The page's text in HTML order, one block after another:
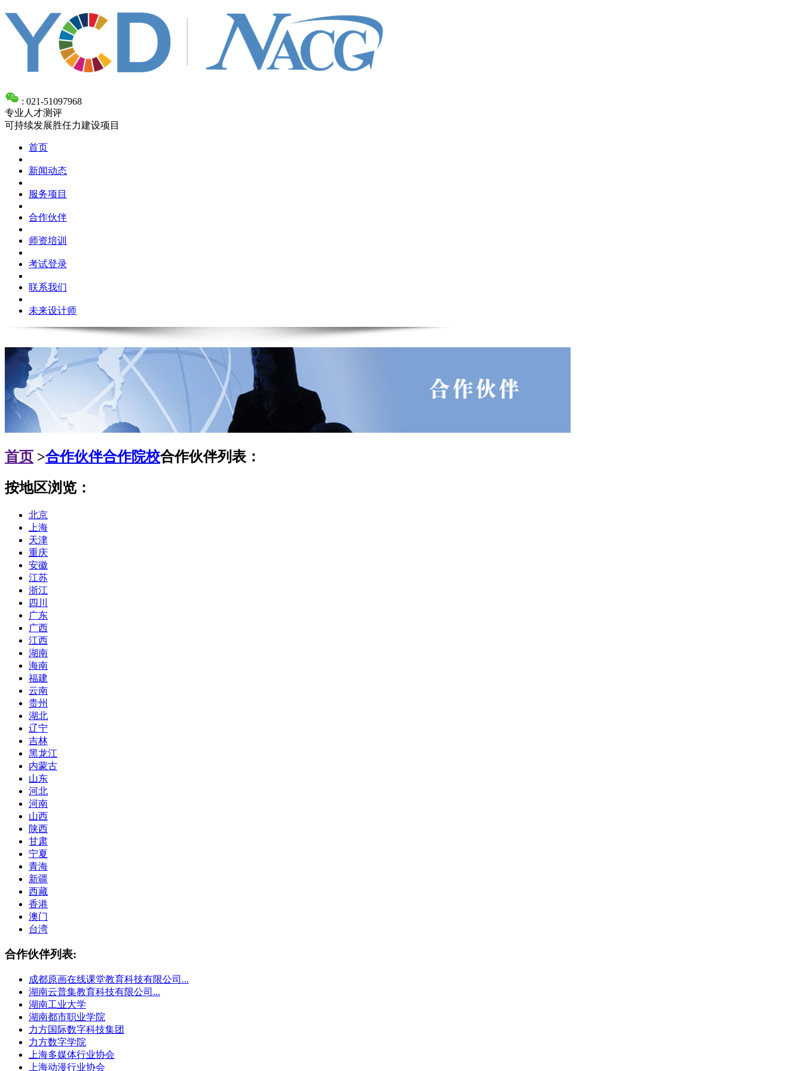
: 021-51097968
专业人才测评
可持续发展胜任力建设项目
首页
新闻动态
服务项目
合作伙伴
师资培训
考试登录
联系我们
未来设计师
首页 >合作伙伴合作院校合作伙伴列表：
按地区浏览：
北京
上海
天津
重庆
安徽
江苏
浙江
四川
广东
广西
江西
湖南
海南
福建
云南
贵州
湖北
辽宁
吉林
黑龙江
内蒙古
山东
河北
河南
山西
陕西
甘肃
宁夏
青海
新疆
西藏
香港
澳门
台湾
合作伙伴列表:
成都原画在线课堂教育科技有限公司...
湖南云普集教育科技有限公司...
湖南工业大学
湖南都市职业学院
力方国际数字科技集团
力方数字学院
上海多媒体行业协会
上海动漫行业协会